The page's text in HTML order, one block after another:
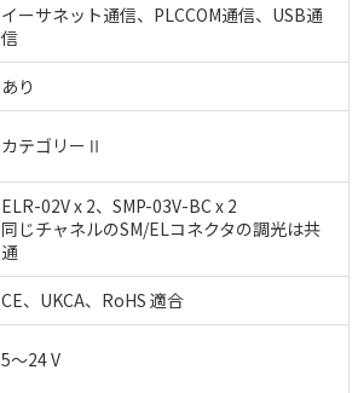
イーサネット通信、PLCCOM通信、USB通
信
あり
カテゴリーⅡ
ELR-02V x 2、SMP-03V-BC x 2
同じチャネルのSM/ELコネクタの調光は共
通
CE、UKCA、RoHS 適合
5～24 V